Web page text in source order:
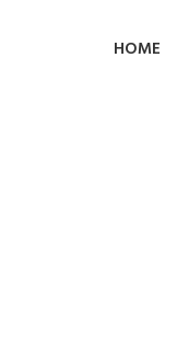
HOME